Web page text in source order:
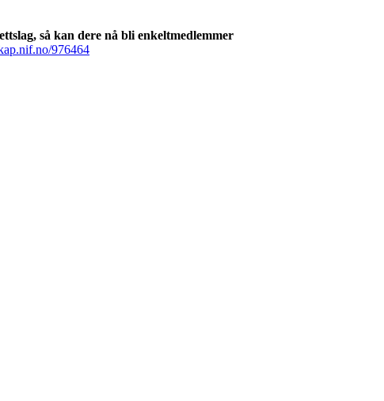
så kan dere nå bli enkeltmedlemmer
976464